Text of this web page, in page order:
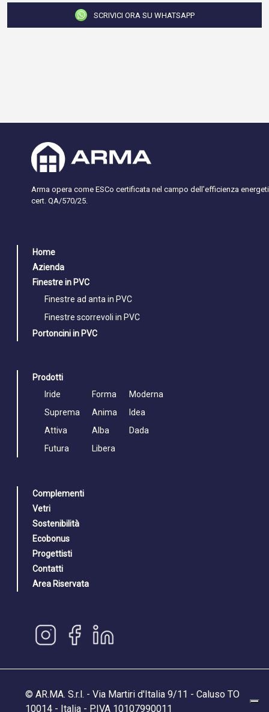
SCRIVICI ORA SU WHATSAPP
Arma opera come ESCo certificata nel campo dell’efficienza
cert. QA/570/25.
Home
Azienda
Finestre in PVC
Finestre ad anta in PVC
Finestre scorrevoli in PVC
Portoncini in PVC
Prodotti
Iride
Suprema
Attiva
Futura
Forma
Anima
Alba
Libera
Moderna
Idea
Dada
Complementi
Vetri
Sostenibilità
Ecobonus
Progettisti
Contatti
Area Riservata
© AR.MA. S.r.l. - Via Martiri d'Italia 9/11 - Caluso TO
10014 - Italia - P.IVA 10107990011